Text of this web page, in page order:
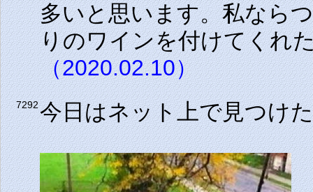
多いと思います。私なら
りのワインを付けてくれ
（2020.02.10）
7292今日はネット上で見つけ